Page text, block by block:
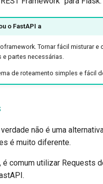
o FastAPI a
Tornar fácil misturar e
e partes necessárias.
de roteamento simples e fácil
não é uma
é muito diferente.
é comum utilizar Requests